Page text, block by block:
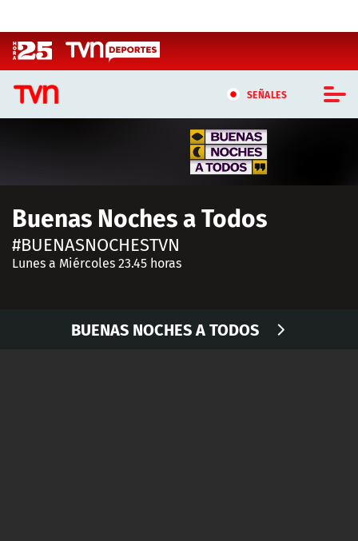
SEÑALES
TVN VERTICAL
TVN PLAY
TELESERIES
Buenas Noches a Todos
#BUENASNOCHESTVN
Lunes a Miércoles 23.45 horas
BUENAS NOCHES A TODOS